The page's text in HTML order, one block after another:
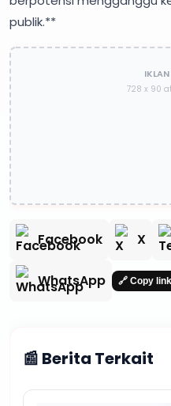
publik.**
728 x 90
Facebook X
WhatsApp 🔗 Copy link
📰 Berita Terkait